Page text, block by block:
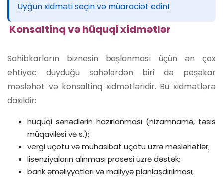
Uyğun xidməti seçin və müaraciət edin!
Konsaltinq və hüquqi xidmətlər
Sahibkarların biznesin başlanması üçün ən çox
ehtiyac duyduğu sahələrdən biri də peşəkar
məsləhət və konsaltinq xidmətləridir. Bu xidmətlərə
daxildir:
hüquqi sənədlərin hazırlanması (nizamnamə, təsis
müqaviləsi və s.);
vergi uçotu və mühasibat uçotu üzrə məsləhətlər;
lisenziyaların alınması prosesi üzrə dəstək;
bank əməliyyatları və maliyyə planlaşdırılması;